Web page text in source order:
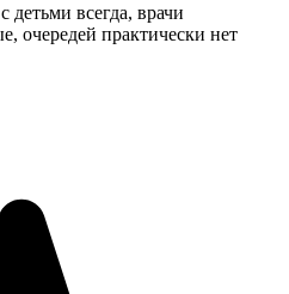
всегда, врачи
очередей практически нет